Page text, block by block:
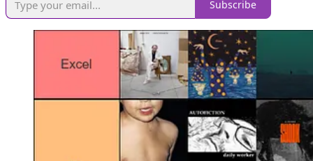
Subscribe